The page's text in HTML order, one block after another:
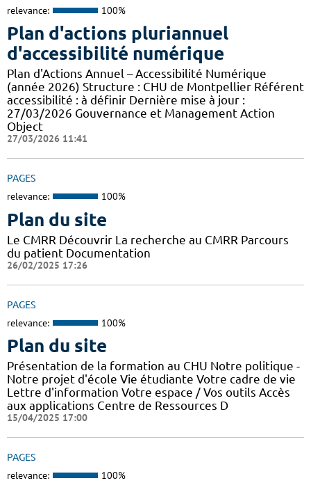
relevance: 100%
Plan d'actions pluriannuel
d'accessibilité numérique
Plan d'Actions Annuel – Accessibilité Numérique
(année 2026) Structure : CHU de Montpellier Référent
accessibilité : à définir Dernière mise à jour :
27/03/2026 Gouvernance et Management Action
Object
27/03/2026 11:41
PAGES
relevance: 100%
Plan du site
Le CMRR Découvrir La recherche au CMRR Parcours
du patient Documentation
26/02/2025 17:26
PAGES
relevance: 100%
Plan du site
Présentation de la formation au CHU Notre politique -
Notre projet d'école Vie étudiante Votre cadre de vie
Lettre d'information Votre espace / Vos outils Accès
aux applications Centre de Ressources D
15/04/2025 17:00
PAGES
relevance: 100%